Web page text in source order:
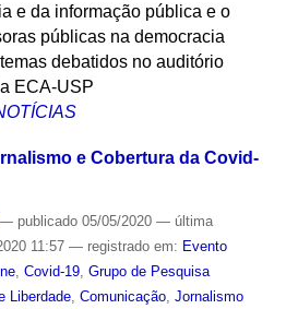
e da informação pública e o
públicas na democracia
debatidos no auditório
ECA-USP
e Cobertura da Covid-
— publicado05/05/2020 — última
11:57 — registrado em: Evento
, Covid-19, Grupo de Pesquisa
Liberdade, Comunicação, Jornalismo